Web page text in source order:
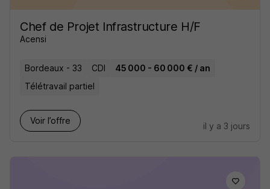
Chef de Projet Infrastructure H/F
Acensi
Bordeaux - 33 CDI
45 000 - 60 000 € / an
Télétravail partiel
Voir l’offre
il y a 3 jours